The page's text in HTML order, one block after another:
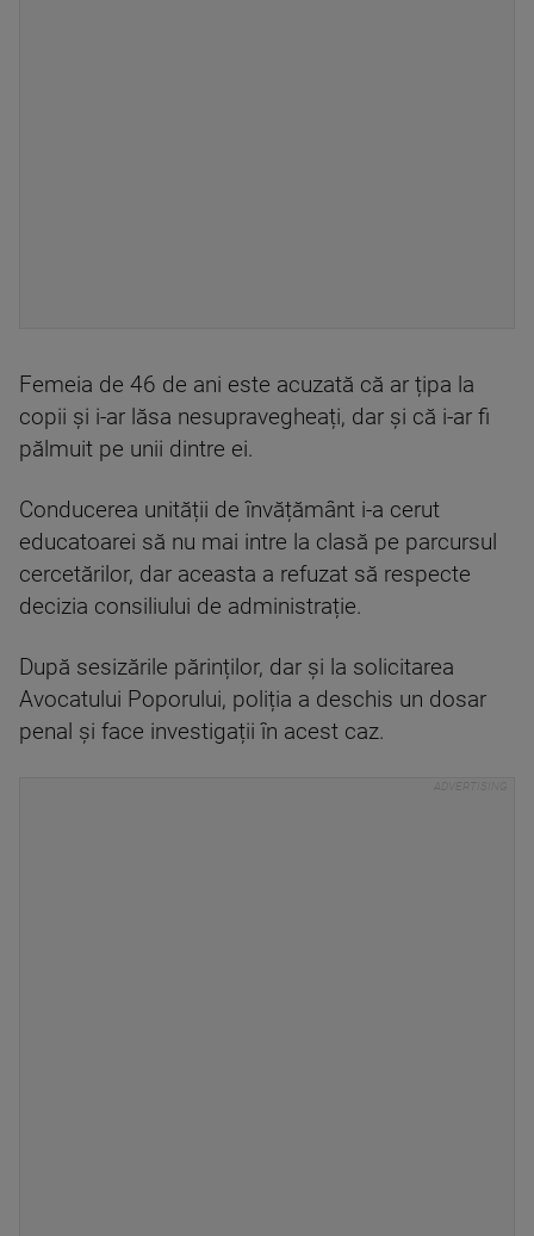
Femeia de 46 de ani este acuzată că ar țipa la
copii și i-ar lăsa nesupravegheați, dar și că i-ar fi
pălmuit pe unii dintre ei.
Conducerea unității de învățământ i-a cerut
educatoarei să nu mai intre la clasă pe parcursul
cercetărilor, dar aceasta a refuzat să respecte
decizia consiliului de administrație.
După sesizările părinților, dar și la solicitarea
Avocatului Poporului, poliția a deschis un dosar
penal și face investigații în acest caz.